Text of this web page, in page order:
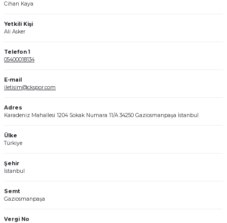
Cihan Kaya
Yetkili Kişi
Ali Asker
Telefon 1
05400018134
E-mail
iletisim@ckspor.com
Adres
Karadeniz Mahallesi 1204 Sokak Numara 11/A 34250 Gaziosmanpaşa İstanbul
Ülke
Türkiye
Şehir
İstanbul
Semt
Gaziosmanpaşa
Vergi No